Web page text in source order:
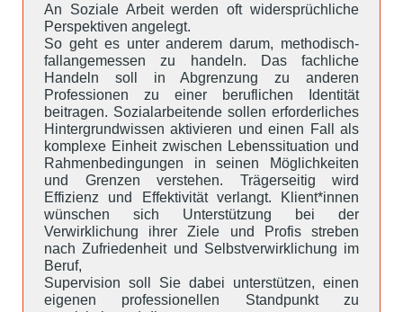
An Soziale Arbeit werden oft widersprüchliche
Perspektiven angelegt.
So geht es unter anderem darum, methodisch-
fallangemessen zu handeln. Das fachliche
Handeln soll in Abgrenzung zu anderen
Professionen zu einer beruflichen Identität
beitragen. Sozialarbeitende sollen erforderliches
Hintergrundwissen aktivieren und einen Fall als
komplexe Einheit zwischen Lebenssituation und
Rahmenbedingungen in seinen Möglichkeiten
und Grenzen verstehen. Trägerseitig wird
Effizienz und Effektivität verlangt. Klient*innen
wünschen sich Unterstützung bei der
Verwirklichung ihrer Ziele und Profis streben
nach Zufriedenheit und Selbstverwirklichung im
Beruf,
Supervision soll Sie dabei unterstützen, einen
eigenen professionellen Standpunkt zu